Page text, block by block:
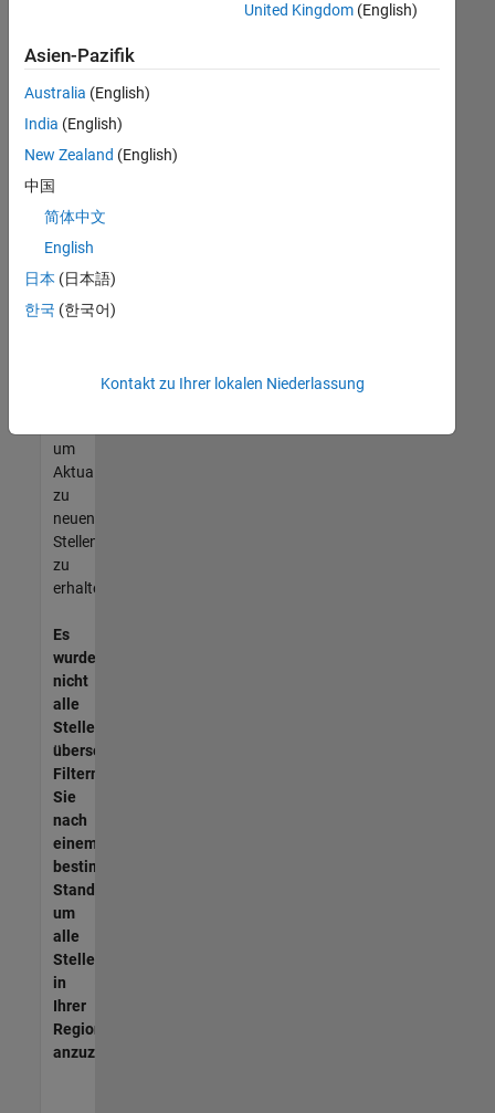
noch
keine
offenen
Stellen
können,
die
Ihren
entsprechen,
werden
unseres
um
Aktualisierungen
zu
neuen
Stellenangeboten
zu
erhalten.
Es
wurden
nicht
alle
Stellen
übersetzt.
Filtern
Sie
nach
einem
bestimmten
Standort,
um
alle
Stellenangebote
in
Ihrer
Region
anzuzeigen.
United Kingdom(English)
Asien-Pazifik
Australia (English)
India (English)
New Zealand (English)
中国
简体中文
English
日本 (日本語)
한국 (한국어)
Kontakt zu Ihrer lokalen Niederlassung